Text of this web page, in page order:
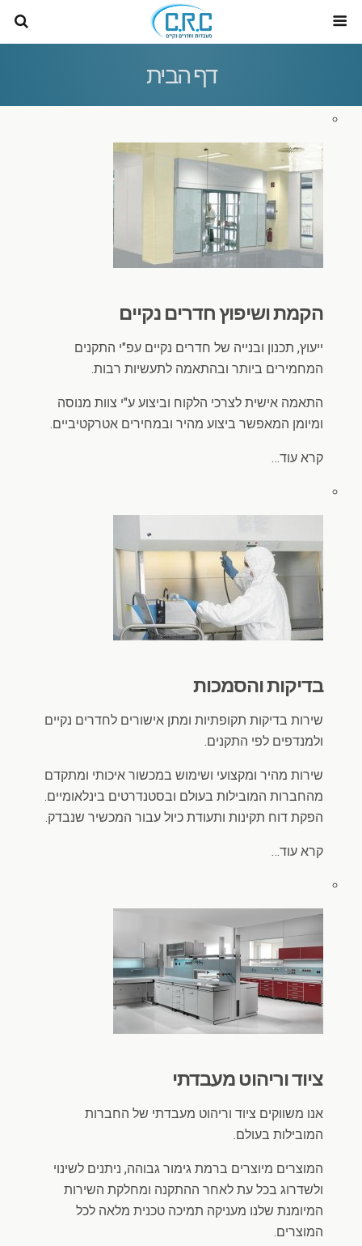
דף הבית
הקמת ושיפוץ חדרים נקיים
ייעוץ, תכנון ובנייה של חדרים נקיים עפ"י התקנים
המחמירים ביותר ובהתאמה לתעשיות רבות.
התאמה אישית לצרכי הלקוח וביצוע ע"י צוות מנוסה
ומיומן המאפשר ביצוע מהיר ובמחירים אטרקטיביים.
קרא עוד…
בדיקות והסמכות
שירות בדיקות תקופתיות ומתן אישורים לחדרים נקיים
ולמנדפים לפי התקנים.
שירות מהיר ומקצועי ושימוש במכשור איכותי ומתקדם
מהחברות המובילות בעולם ובסטנדרטים בינלאומיים.
הפקת דוח תקינות ותעודת כיול עבור המכשיר שנבדק.
קרא עוד…
ציוד וריהוט מעבדתי
אנו משווקים ציוד וריהוט מעבדתי של החברות
המובילות בעולם.
המוצרים מיוצרים ברמת גימור גבוהה, ניתנים לשינוי
ולשדרוג בכל עת לאחר ההתקנה ומחלקת השירות
המיומנת שלנו מעניקה תמיכה טכנית מלאה לכל
המוצרים.